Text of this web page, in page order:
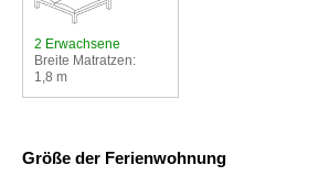
2 Erwachsene
Breite Matratzen:
1,8 m
Größe der Ferienwohnung